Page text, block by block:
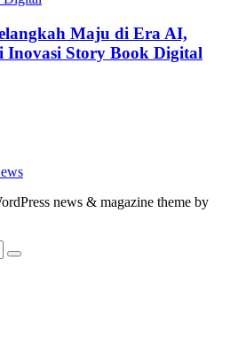
Maju di Era AI,
Inovasi Story Book Digital
news & magazine theme by